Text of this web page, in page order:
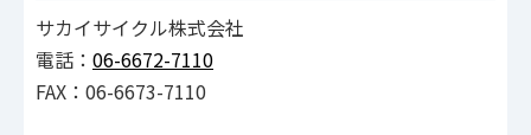
サカイサイクル株式会社
電話： 06-6672-7110
FAX：06-6673-7110